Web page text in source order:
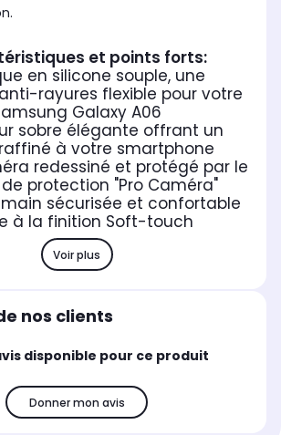
et points forts:
en silicone souple, une
rayures flexible pour votre
Galaxy A06
sobre élégante offrant un
à votre smartphone
redessiné et protégé par le
protection "Pro Caméra"
main sécurisée et confortable
à la finition Soft-touch
Voir plus
nos clients
disponible pour ce produit
Donner mon avis